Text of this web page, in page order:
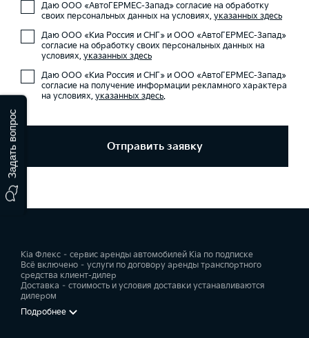
Даю ООО «АвтоГЕРМЕС-Запад» согласие на обработку
своих персональных данных на условиях, указанных здесь
Даю ООО «Киа Россия и СНГ» и ООО «АвтоГЕРМЕС-Запад»
согласие на обработку своих персональных данных на
условиях, указанных здесь
Даю ООО «Киа Россия и СНГ» и ООО «АвтоГЕРМЕС-Запад»
согласие на получение информации рекламного характера
на условиях, указанных здесь.
Отправить заявку
Kia Флекс – сервис аренды автомобилей Kia по подписке
Всё включено – услуги по договору аренды транспортного
средства клиент-дилер
Доставка – стоимость и условия доставки устанавливаются
дилером
Подробнее
Задать вопрос